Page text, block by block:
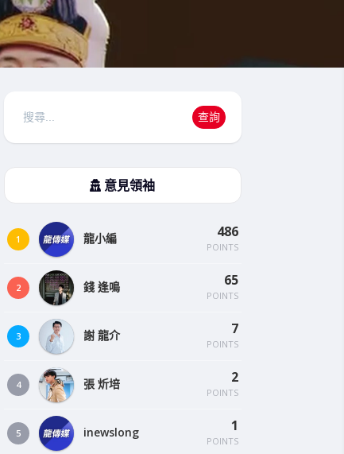
搜
查詢
意見領袖
1 龍小編 486
POINTS
2 錢 逢鳴 65
POINTS
3 謝 龍介 7
POINTS
4 張 炘培 2
POINTS
5 inewslong 1
POINTS